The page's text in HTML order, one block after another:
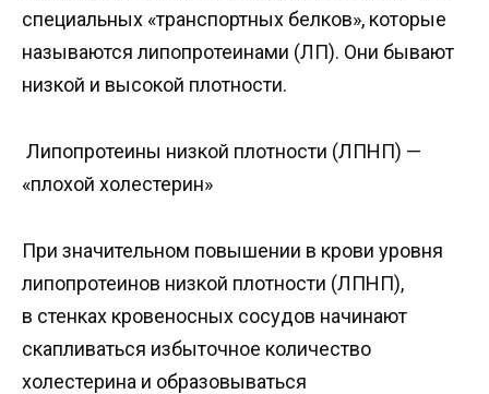
специальных «транспортных белков», которые
называются липопротеинами (ЛП). Они бывают
низкой и высокой плотности.
Липопротеины низкой плотности (ЛПНП) —
«плохой холестерин»
При значительном повышении в крови уровня
липопротеинов низкой плотности (ЛПНП),
в стенках кровеносных сосудов начинают
скапливаться избыточное количество
холестерина и образовываться